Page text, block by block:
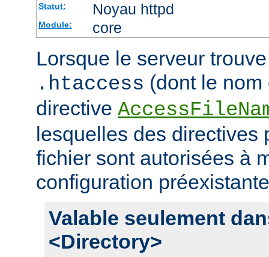
Statut: Noyau httpd
Module: core
Lorsque le serveur
.htaccess (dont le
directive
lesquelles des directives
fichier sont autorisées à
configuration
Valable seulement
<Directory>